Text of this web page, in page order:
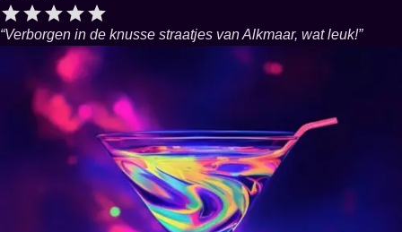
“Verborgen in de knusse straatjes van Alkmaar, wat leuk!”